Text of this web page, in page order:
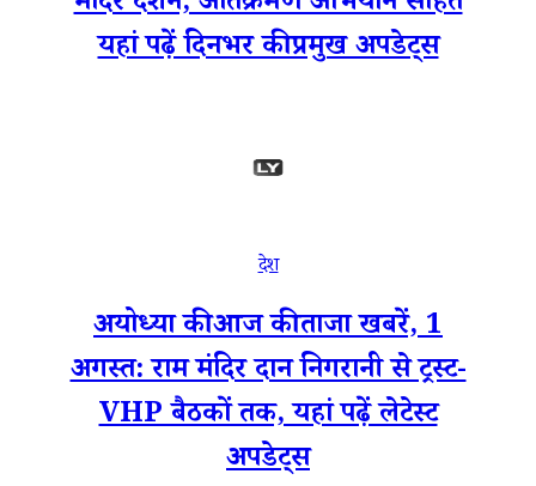
यहां पढ़ें दिनभर की प्रमुख अपडेट्स
देश
अयोध्या की आज की ताजा खबरें, 1
अगस्त: राम मंदिर दान निगरानी से ट्रस्ट-
VHP बैठकों तक, यहां पढ़ें लेटेस्ट
अपडेट्स